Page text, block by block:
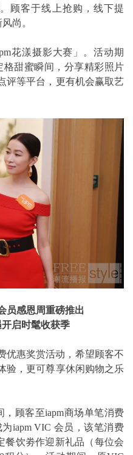
顾客于线上抢购，线下提
尚。
花漾摄影大赛」。活动期
格甜蜜瞬间，分享精彩照片
评等平台，更有机会赢取艺
员感恩周重磅推出
启时髦收获季
优惠奖赏活动，希望顾客不
验，更可尊享休闲购物之乐
，顾客至iapm商场单笔消费
iapm VIC 会员，该笔消费
餐饮劵作迎新礼品（每位会